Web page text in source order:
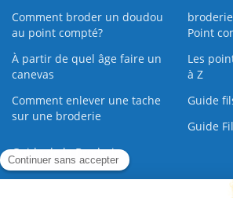
Comment broder un doudou
au point compté?
Point
À partir de quel âge faire un
canevas
Les
à Z
Comment enlever une tache
sur une broderie
Guide
Guide
Guide de la Broderie